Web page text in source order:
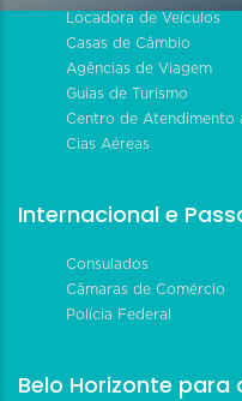
Locadora de Veículos
Casas de Câmbio
Agências de Viagem
Guias de Turismo
Centro de Atendimento
Cias Aéreas
Internacional e
Consulados
Câmaras de Comércio
Polícia Federal
Belo Horizonte para